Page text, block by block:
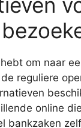
om naar
reguliere
online
bankzaken